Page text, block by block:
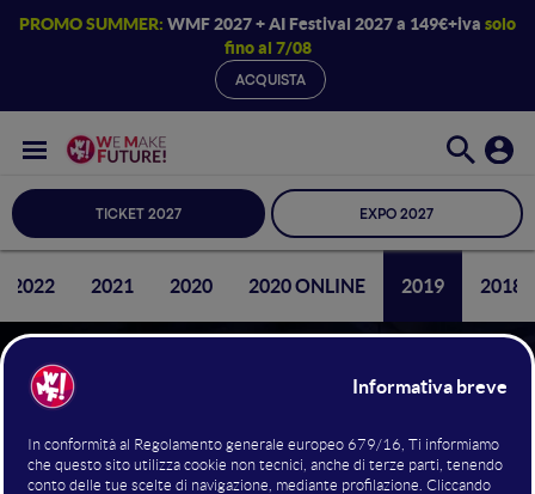
PROMO SUMMER: WMF 2027 + AI Festival 2027 a 149€+iva solo
fino al 7/08
ACQUISTA
TICKET 2027 EXPO 2027
2022 2021 2020 2020 ONLINE 2019 2018